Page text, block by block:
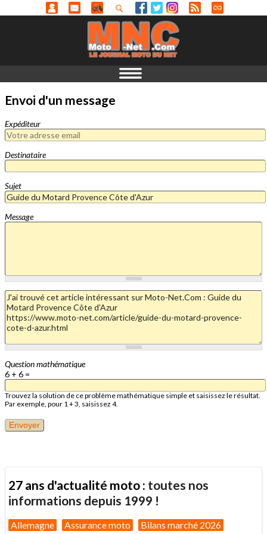
Envoi d'un message
Expéditeur
Destinataire
Sujet
Message
Question mathématique
6 + 6 =
Trouvez la solution de ce problème mathématique simple et saisissez le résultat.
Par exemple, pour 1 + 3, saisissez 4.
27 ans d'actualité moto : toutes nos
informations depuis 1999 !
Allemagne Assurance moto Bilans marché 2026